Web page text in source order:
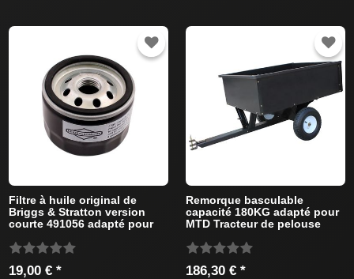
Filtre à huile original de
Briggs & Stratton version
courte 491056 adapté pour
19,00 € *
Remorque basculable
capacité 180KG adapté pour
MTD Tracteur de pelouse
186,30 € *